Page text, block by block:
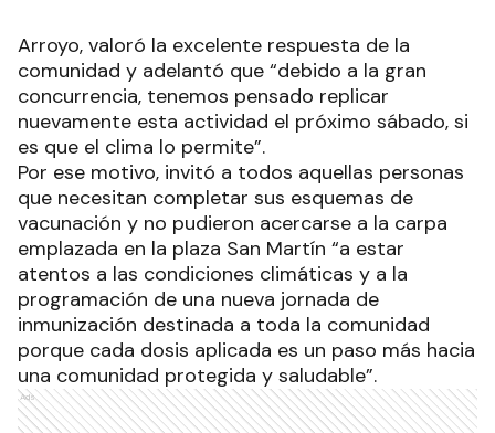
Arroyo, valoró la excelente respuesta de la
comunidad y adelantó que “debido a la gran
concurrencia, tenemos pensado replicar
nuevamente esta actividad el próximo sábado, si
es que el clima lo permite”.
Por ese motivo, invitó a todos aquellas personas
que necesitan completar sus esquemas de
vacunación y no pudieron acercarse a la carpa
emplazada en la plaza San Martín “a estar
atentos a las condiciones climáticas y a la
programación de una nueva jornada de
inmunización destinada a toda la comunidad
porque cada dosis aplicada es un paso más hacia
una comunidad protegida y saludable”.
Ads